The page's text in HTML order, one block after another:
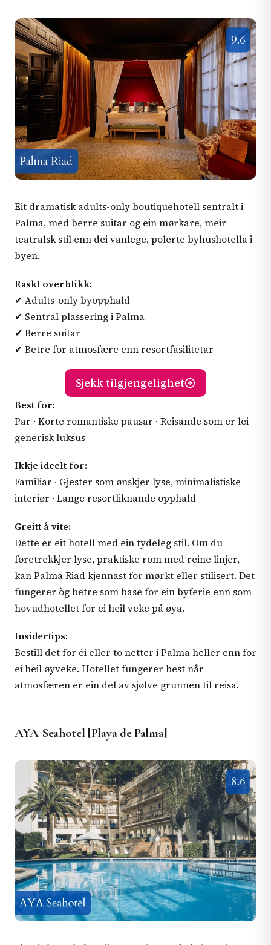
Eit dramatisk adults-only boutiquehotell sentralt i
Palma, med berre suitar og ein mørkare, meir
teatralsk stil enn dei vanlege, polerte byhushotella i
byen.
Raskt overblikk:
✔ Adults-only byopphald
✔ Sentral plassering i Palma
✔ Berre suitar
✔ Betre for atmosfære enn resortfasilitetar
Sjekk tilgjengelighet
Best for:
Par · Korte romantiske pausar · Reisande som er lei
generisk luksus
Ikkje ideelt for:
Familiar · Gjester som ønskjer lyse, minimalistiske
interiør · Lange resortliknande opphald
Greitt å vite:
Dette er eit hotell med ein tydeleg stil. Om du
føretrekkjer lyse, praktiske rom med reine linjer,
kan Palma Riad kjennast for mørkt eller stilisert. Det
fungerer òg betre som base for ein byferie enn som
hovudhotellet for ei heil veke på øya.
Insidertips:
Bestill det for éi eller to netter i Palma heller enn for
ei heil øyveke. Hotellet fungerer best når
atmosfæren er ein del av sjølve grunnen til reisa.
AYA Seahotel [Playa de Palma]